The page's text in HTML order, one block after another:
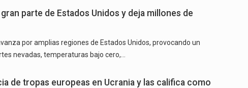
parte de Estados Unidos y deja millones de
por amplias regiones de Estados Unidos, provocando un
nevadas, temperaturas bajo cero,…
de tropas europeas en Ucrania y las califica como